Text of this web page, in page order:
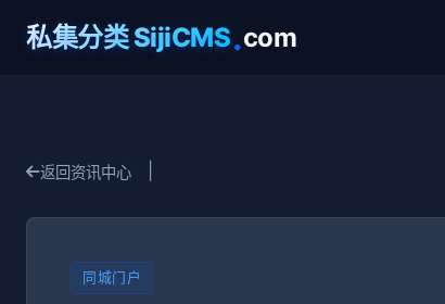
私集分类 SijiCMS.com
返回资讯中心
同城门户